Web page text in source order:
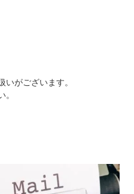
いがございます。
。